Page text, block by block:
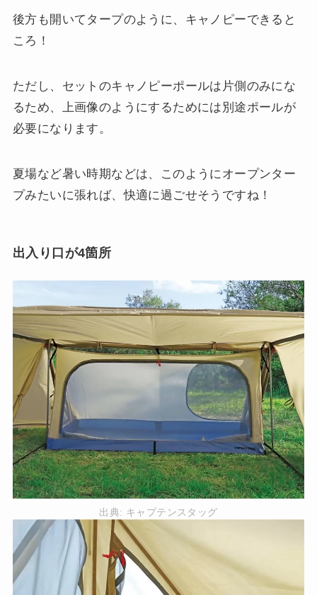
後方も開いてタープのように、キャノピーできると
ころ！
ただし、セットのキャノピーポールは片側のみにな
るため、上画像のようにするためには別途ポールが
必要になります。
夏場など暑い時期などは、このようにオープンター
プみたいに張れば、快適に過ごせそうですね！
出入り口が4箇所
出典: キャプテンスタッグ